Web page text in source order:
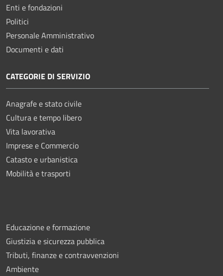
Enti e fondazioni
Politici
Personale Amministrativo
Documenti e dati
CATEGORIE DI SERVIZIO
Anagrafe e stato civile
Cultura e tempo libero
Vita lavorativa
Imprese e Commercio
Catasto e urbanistica
Mobilità e trasporti
Educazione e formazione
Giustizia e sicurezza pubblica
Tributi, finanze e contravvenzioni
Ambiente